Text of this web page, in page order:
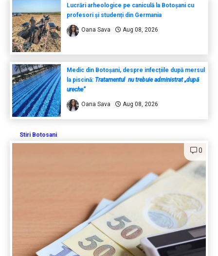
Lucrări arheologice pe caniculă la Botoșani cu
profesori și studenți din Germania
Oana Sava Aug 08, 2026
Medic din Botoșani, despre infecțiile după mersul
la piscină: Tratamentul nu trebuie administrat „după
ureche”
Oana Sava Aug 08, 2026
Stiri Botosani
0